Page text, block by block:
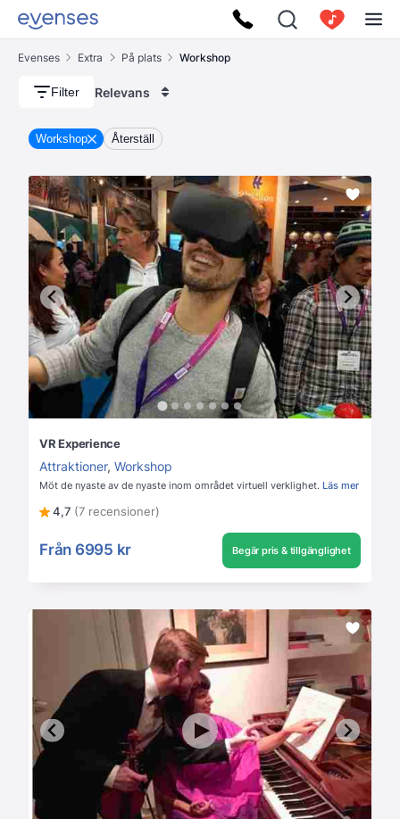
Evenses Extra På plats Workshop
Filter Relevans
Workshop Återställ
VR Experience
Attraktioner, Workshop
Möt de nyaste av de nyaste inom området virtuell verklighet. Läs mer
4,7 (7 recensioner)
Från 6995 kr Begär pris & tillgänglighet